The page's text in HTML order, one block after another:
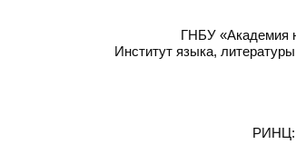
ГНБУ «Академия
Институт языка,
РИНЦ: